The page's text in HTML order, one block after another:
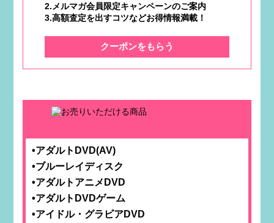
2.メルマガ会員限定キャンペーンのご案内
3.高額査定を出すコツなどお得情報満載！
クーポンをもらう
•アダルトDVD(AV)
•ブルーレイディスク
•アダルトアニメDVD
•アダルトDVDゲーム
•アイドル・グラビアDVD